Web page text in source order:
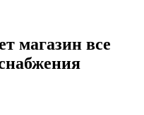
магазин все